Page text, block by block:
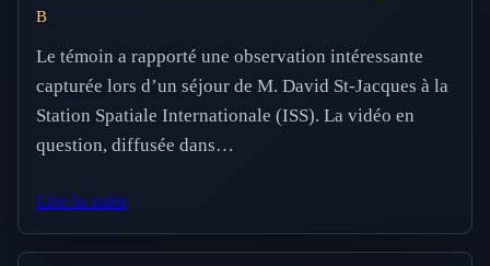
B
Le témoin a rapporté une observation intéressante
capturée lors d’un séjour de M. David St-Jacques à la
Station Spatiale Internationale (ISS). La vidéo en
question, diffusée dans…
Lire la suite